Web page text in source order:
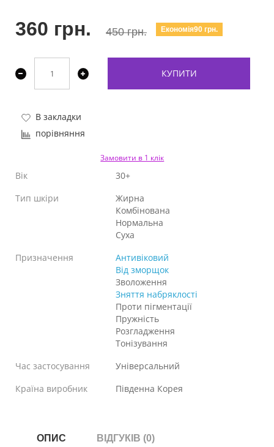
360 грн. 450 грн. Економія90 грн.
КУПИТИ
В закладки
порівняння
Замовити в 1 клік
Вік
30+
Тип шкіри
Жирна
Комбінована
Нормальна
Суха
Призначення
Антивіковий
Від зморщок
Зволоження
Зняття набряклості
Проти пігментації
Пружність
Розгладження
Тонізування
Час застосування
Універсальний
Країна виробник
Південна Корея
ОПИС ВІДГУКІВ (0)